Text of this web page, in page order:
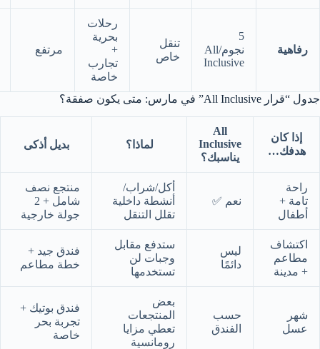
رفاهية
5
نجوم/All
Inclusive
تنقل
خاص
رحلات
بحرية
+
تجارب
خاصة
مرتفع
جدول “قرار All Inclusive” في مارس: متى يكون صفقة؟
إذا كان
هدفك…
All
Inclusive
يناسبك؟
لماذا؟ بديل أذكى
راحة
تامة +
أطفال
نعم ✅
أكل/شراب/
أنشطة داخلية
تقلل التنقل
منتجع نصف
شامل + 2
جولة خارجية
اكتشاف
مطاعم
+ مدينة
ليس
دائمًا
ستدفع مقابل
وجبات لن
تستخدمها
فندق جيد +
خطة مطاعم
شهر
عسل
حسب
الفندق
بعض
المنتجعات
تعطي مزايا
رومانسية
فندق بوتيك +
تجربة بحر
خاصة